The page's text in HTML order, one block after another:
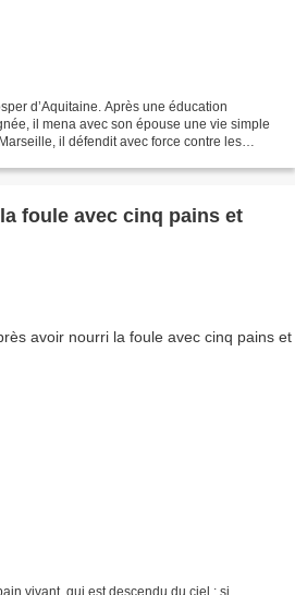
d’Aquitaine. Après une éducation
il mena avec son épouse une vie simple
il défendit avec force contre les
foule avec cinq pains et
vivant, qui est descendu du ciel : si